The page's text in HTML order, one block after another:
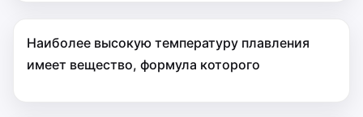
Наиболее высокую температуру плавления
имеет вещество, формула которого